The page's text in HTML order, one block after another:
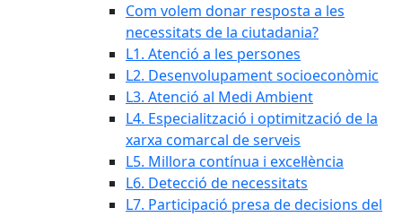
Com volem donar resposta a les
necessitats de la ciutadania?
L1. Atenció a les persones
L2. Desenvolupament socioeconòmic
L3. Atenció al Medi Ambient
L4. Especialització i optimització de la
xarxa comarcal de serveis
L5. Millora contínua i excel·lència
L6. Detecció de necessitats
L7. Participació presa de decisions del